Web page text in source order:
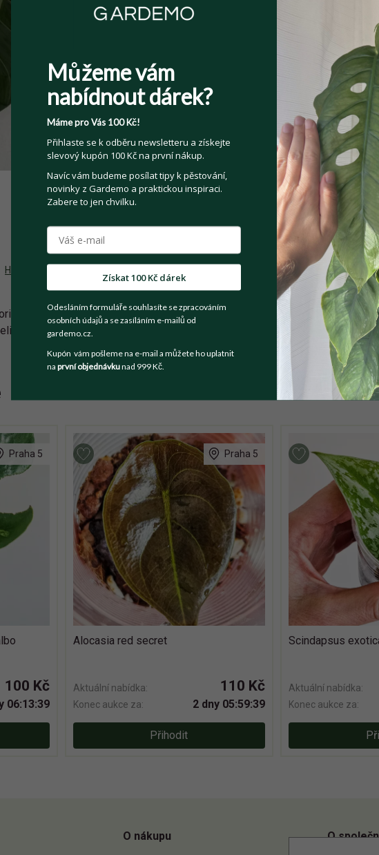
Prodejce má více jak 10
Sdílejte na:
Twitter
Pokojové rostliny
Historie příhozů
- je vypěstovaný z řízku mé mateřské rostliny (ta je na jedné z fotek).
28 cm. Zasazený v květináči o průměru 12 cm v mém substrátu na
Praha 5
100 Kč
06:13:38
Praha 5
Alocasia red secret
Aktuální nabídka: 110 Kč
Konec aukce za: 2 dny 05:59:38
Přihodit
Scindapsus
Aktuální nabídka:
Konec aukce za:
O nákupu O
Můžeme vám
nabídnout dárek?
Máme pro Vás 100 Kč!
Přihlaste se k odběru newsletteru a získejte
slevový kupón 100 Kč na první nákup.
Navíc vám budeme posílat tipy k pěstování,
novinky z Gardemo a praktickou inspiraci.
Zabere to jen chvilku.
Získat 100 Kč dárek
Odesláním formuláře souhlasíte se zpracováním
osobních údajů a se zasíláním e-mailů od
gardemo.cz.
Kupón vám pošleme na e-mail a můžete ho uplatnit
na první objednávkunad 999 Kč.